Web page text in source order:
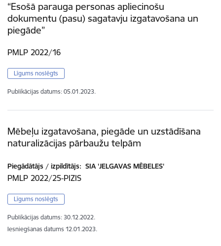
“Esošā parauga personas apliecinošu
dokumentu (pasu) sagatavju izgatavošana un
piegāde”
PMLP 2022/16
Līgums noslēgts
Publikācijas datums: 05.01.2023.
Mēbeļu izgatavošana, piegāde un uzstādīšana
naturalizācijas pārbaužu telpām
Piegādātājs / izpildītājs: SIA 'JELGAVAS MĒBELES'
PMLP 2022/25-PIZIS
Līgums noslēgts
Publikācijas datums: 30.12.2022.
Iesniegšanas datums 12.01.2023.